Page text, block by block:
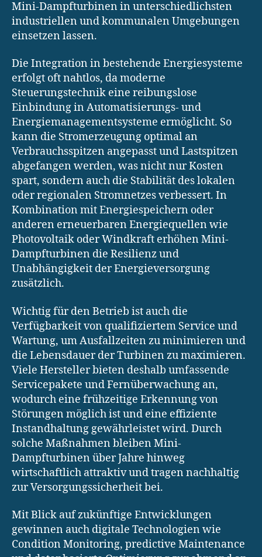
Mini-Dampfturbinen in unterschiedlichsten
industriellen und kommunalen Umgebungen
einsetzen lassen.
Die Integration in bestehende Energiesysteme
erfolgt oft nahtlos, da moderne
Steuerungstechnik eine reibungslose
Einbindung in Automatisierungs- und
Energiemanagementsysteme ermöglicht. So
kann die Stromerzeugung optimal an
Verbrauchsspitzen angepasst und Lastspitzen
abgefangen werden, was nicht nur Kosten
spart, sondern auch die Stabilität des lokalen
oder regionalen Stromnetzes verbessert. In
Kombination mit Energiespeichern oder
anderen erneuerbaren Energiequellen wie
Photovoltaik oder Windkraft erhöhen Mini-
Dampfturbinen die Resilienz und
Unabhängigkeit der Energieversorgung
zusätzlich.
Wichtig für den Betrieb ist auch die
Verfügbarkeit von qualifiziertem Service und
Wartung, um Ausfallzeiten zu minimieren und
die Lebensdauer der Turbinen zu maximieren.
Viele Hersteller bieten deshalb umfassende
Servicepakete und Fernüberwachung an,
wodurch eine frühzeitige Erkennung von
Störungen möglich ist und eine effiziente
Instandhaltung gewährleistet wird. Durch
solche Maßnahmen bleiben Mini-
Dampfturbinen über Jahre hinweg
wirtschaftlich attraktiv und tragen nachhaltig
zur Versorgungssicherheit bei.
Mit Blick auf zukünftige Entwicklungen
gewinnen auch digitale Technologien wie
Condition Monitoring, predictive Maintenance